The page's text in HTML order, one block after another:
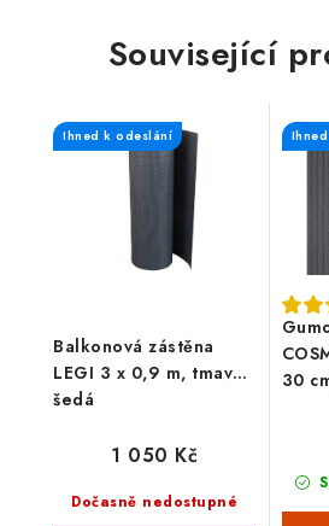
Související
Balkonová zástěna
LEGI 3 x 0,9 m, tmavě
šedá
Ihned k odeslání
Dočasně nedostupné
1 050 Kč
30